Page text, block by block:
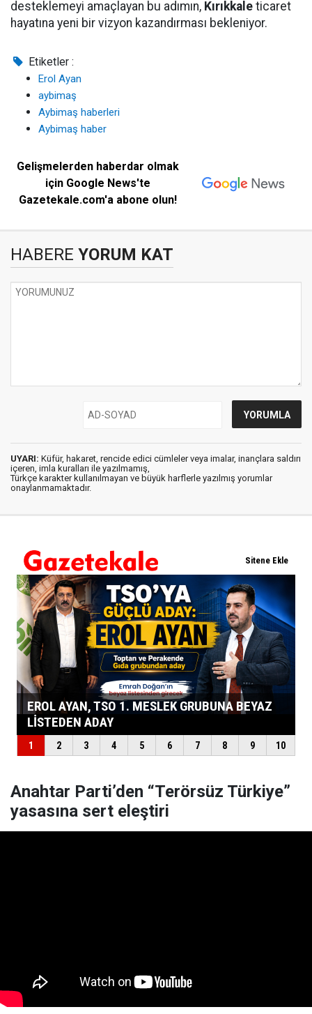
desteklemeyi amaçlayan bu adımın, Kırıkkale ticaret
hayatına yeni bir vizyon kazandırması bekleniyor.
Etiketler :
Erol Ayan
aybimaş
Aybimaş haberleri
Aybimaş haber
Gelişmelerden haberdar olmak
için Google News'te
Gazetekale.com'a abone olun!
HABERE YORUM KAT
UYARI: Küfür, hakaret, rencide edici cümleler veya imalar, inançlara saldırı
içeren, imla kuralları ile yazılmamış,
Türkçe karakter kullanılmayan ve büyük harflerle yazılmış yorumlar
onaylanmamaktadır.
Anahtar Parti’den “Terörsüz Türkiye”
yasasına sert eleştiri